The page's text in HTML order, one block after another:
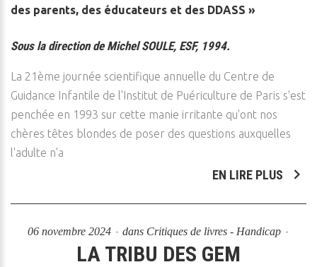
des parents, des éducateurs et des DDASS »
Sous la direction de Michel SOULE, ESF, 1994.
La 21ème journée scientifique annuelle du Centre de
Guidance Infantile de l'Institut de Puériculture de Paris s'est
penchée en 1993 sur cette manie irritante qu'ont nos
chères têtes blondes de poser des questions auxquelles
l'adulte n'a
EN LIRE PLUS
06 novembre 2024 dans Critiques de livres - Handicap
LA TRIBU DES GEM